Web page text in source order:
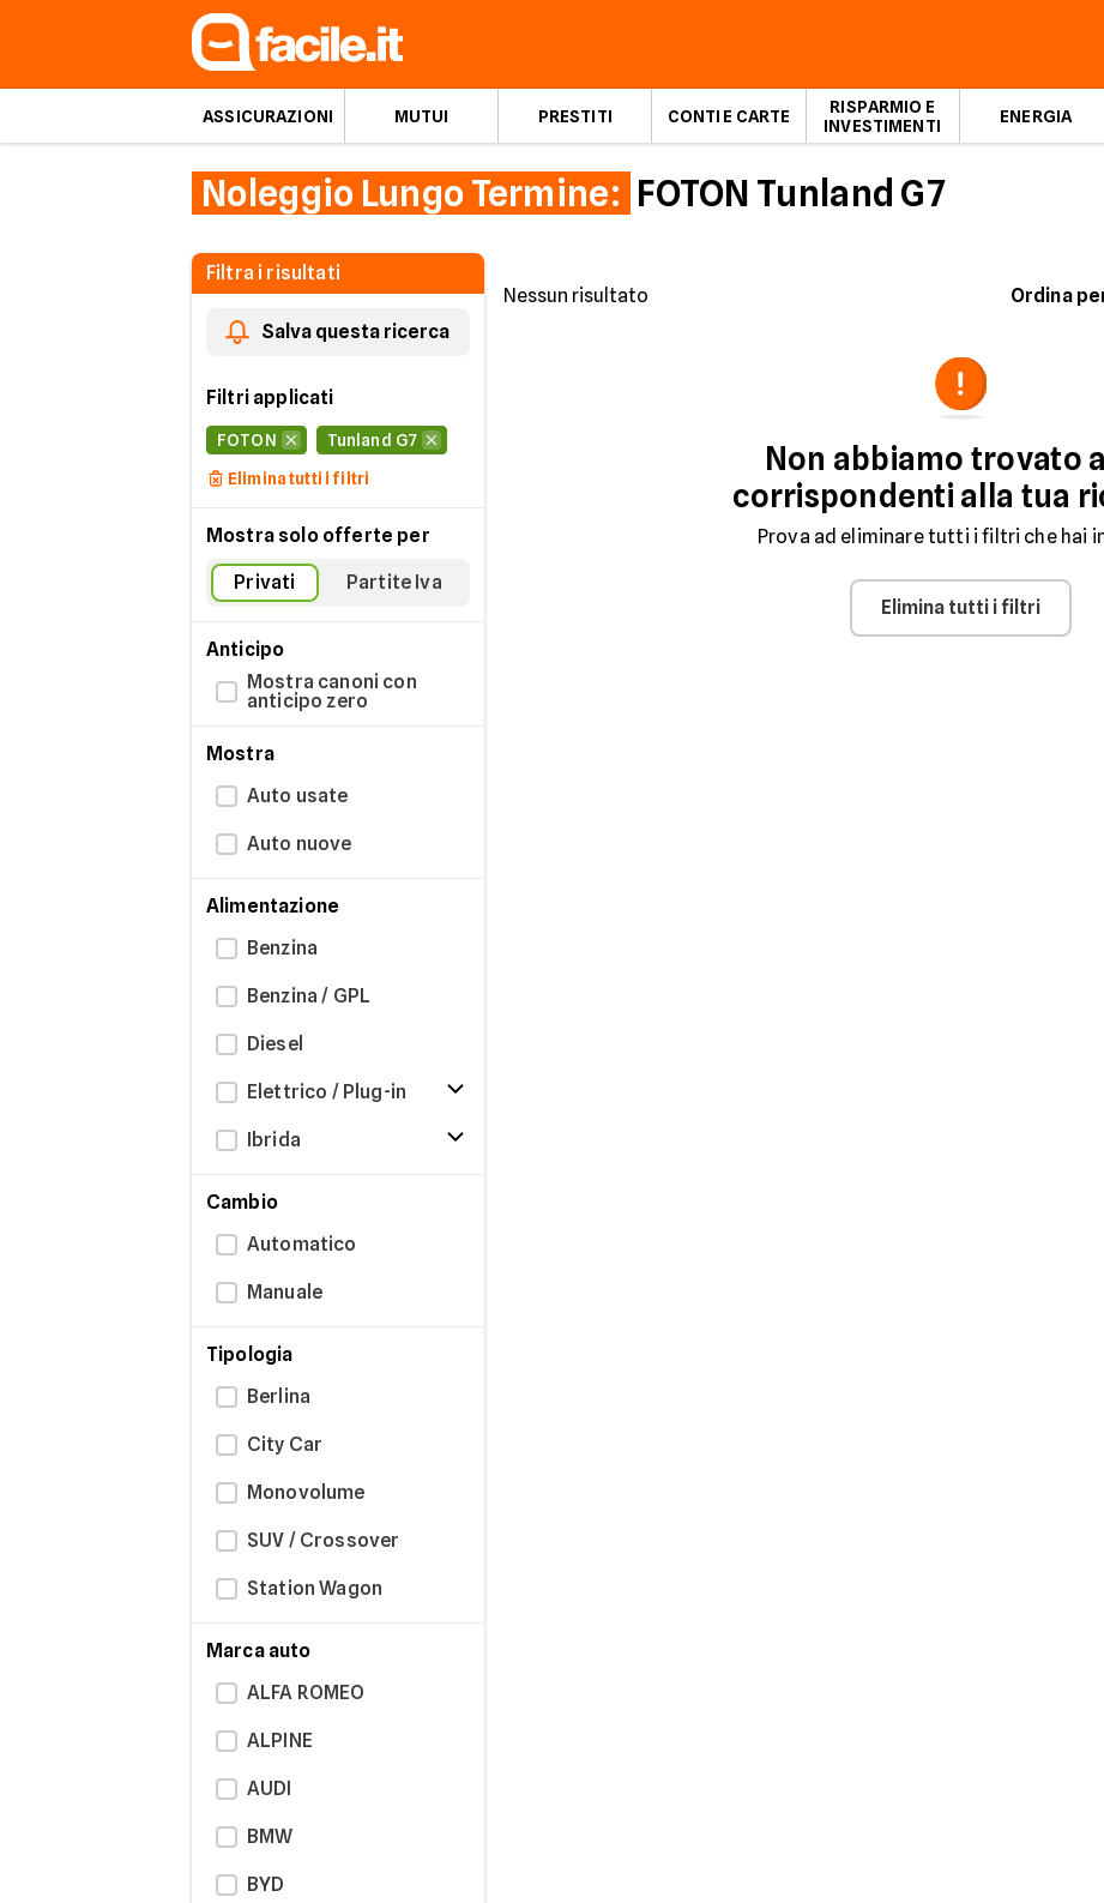
ASSICURAZIONI MUTUI PRESTITI CONTI E CARTE
RISPARMIO E
INVESTIMENTI
ENERGIA
Noleggio Lungo Termine: FOTON Tunland G7
Filtra i risultati
Salva questa ricerca
Filtri applicati
FOTON
Tunland G7
Elimina tutti i filtri
Mostra solo offerte per
Privati Partite Iva
Anticipo
Mostra canoni con
anticipo zero
Mostra
Auto usate
Auto nuove
Alimentazione
Benzina
Benzina / GPL
Diesel
Elettrico / Plug-in
Ibrida
Cambio
Automatico
Manuale
Tipologia
Berlina
City Car
Monovolume
SUV / Crossover
Station Wagon
Marca auto
ALFA ROMEO
ALPINE
AUDI
BMW
BYD
Nessun risultato Ordina
Non abbiamo trovato
corrispondenti alla tua
Prova ad eliminare tutti i filtri che hai
Elimina tutti i filtri